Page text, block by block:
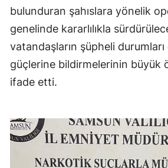
bulunduran şahıslara yönelik
genelinde kararlılıkla
vatandaşların şüpheli
güçlerine bildirmelerinin büyük
ifade etti.